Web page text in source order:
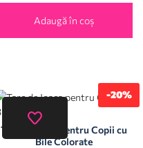
Adaugă în coș
-20%
Tarc de Joaca pentru Copii cu
Bile Colorate